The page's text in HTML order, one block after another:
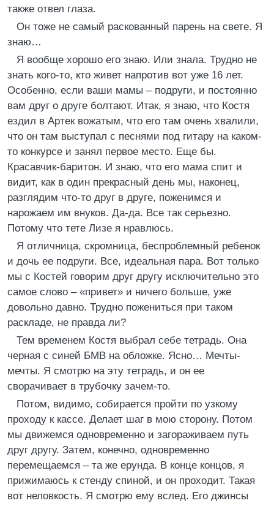
также отвел глаза.
Он тоже не самый раскованный парень на свете. Я
знаю…
Я вообще хорошо его знаю. Или знала. Трудно не
знать кого-то, кто живет напротив вот уже 16 лет.
Особенно, если ваши мамы – подруги, и постоянно
вам друг о друге болтают. Итак, я знаю, что Костя
ездил в Артек вожатым, что его там очень хвалили,
что он там выступал с песнями под гитару на каком-
то конкурсе и занял первое место. Еще бы.
Красавчик-баритон. И знаю, что его мама спит и
видит, как в один прекрасный день мы, наконец,
разглядим что-то друг в друге, поженимся и
нарожаем им внуков. Да-да. Все так серьезно.
Потому что тете Лизе я нравлюсь.
Я отличница, скромница, беспроблемный ребенок
и дочь ее подруги. Все, идеальная пара. Вот только
мы с Костей говорим друг другу исключительно это
самое слово – «привет» и ничего больше, уже
довольно давно. Трудно пожениться при таком
раскладе, не правда ли?
Тем временем Костя выбрал себе тетрадь. Она
черная с синей БМВ на обложке. Ясно… Мечты-
мечты. Я смотрю на эту тетрадь, и он ее
сворачивает в трубочку зачем-то.
Потом, видимо, собирается пройти по узкому
проходу к кассе. Делает шаг в мою сторону. Потом
мы движемся одновременно и загораживаем путь
друг другу. Затем, конечно, одновременно
перемещаемся – та же ерунда. В конце концов, я
прижимаюсь к стенду спиной, и он проходит. Такая
вот неловкость. Я смотрю ему вслед. Его джинсы